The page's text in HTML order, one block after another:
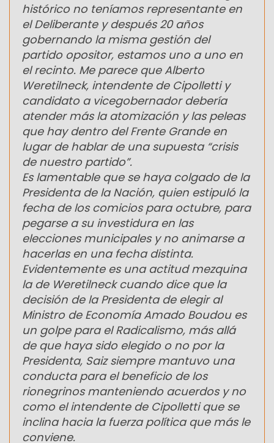
histórico no teníamos representante en
el Deliberante y después 20 años
gobernando la misma gestión del
partido opositor, estamos uno a uno en
el recinto. Me parece que Alberto
Weretilneck, intendente de Cipolletti y
candidato a vicegobernador debería
atender más la atomización y las peleas
que hay dentro del Frente Grande en
lugar de hablar de una supuesta “crisis
de nuestro partido”.
Es lamentable que se haya colgado de la
Presidenta de la Nación, quien estipuló la
fecha de los comicios para octubre, para
pegarse a su investidura en las
elecciones municipales y no animarse a
hacerlas en una fecha distinta.
Evidentemente es una actitud mezquina
la de Weretilneck cuando dice que la
decisión de la Presidenta de elegir al
Ministro de Economía Amado Boudou es
un golpe para el Radicalismo, más allá
de que haya sido elegido o no por la
Presidenta, Saiz siempre mantuvo una
conducta para el beneficio de los
rionegrinos manteniendo acuerdos y no
como el intendente de Cipolletti que se
inclina hacia la fuerza política que más le
conviene.